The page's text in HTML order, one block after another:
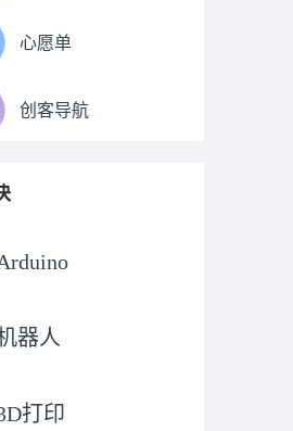
心愿单
创客导航
器人
打印